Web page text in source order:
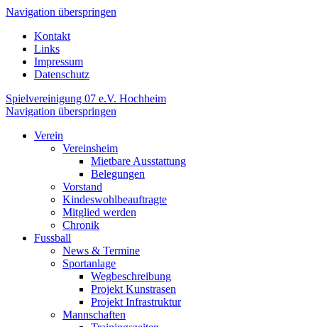
Navigation überspringen
Kontakt
Links
Impressum
Datenschutz
Spielvereinigung 07 e.V. Hochheim
Navigation überspringen
Verein
Vereinsheim
Mietbare Ausstattung
Belegungen
Vorstand
Kindeswohlbeauftragte
Mitglied werden
Chronik
Fussball
News & Termine
Sportanlage
Wegbeschreibung
Projekt Kunstrasen
Projekt Infrastruktur
Mannschaften